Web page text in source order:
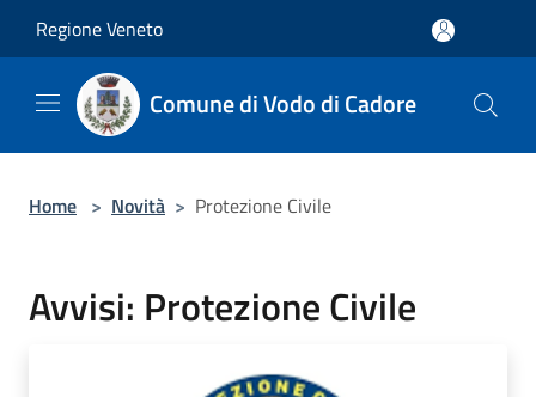
Regione Veneto
Comune di Vodo di Cadore
Home > Novità > Protezione Civile
Avvisi: Protezione Civile